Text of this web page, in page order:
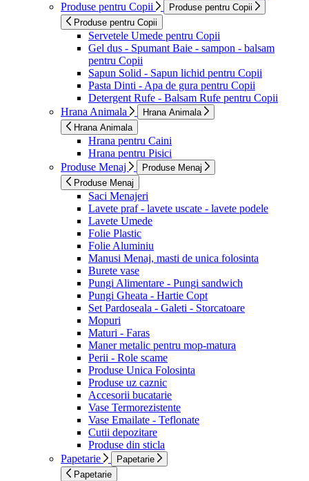
Produse pentru Copii
Produse pentru Copii
Produse pentru Copii
Servetele Umede pentru Copii
Gel dus - Spumant Baie - sampon - balsam
pentru Copii
Sapun Solid - Sapun lichid pentru Copii
Pasta Dinti - Apa de gura pentru Copii
Detergent Rufe - Balsam Rufe pentru Copii
Hrana Animala
Hrana Animala
Hrana Animala
Hrana pentru Caini
Hrana pentru Pisici
Produse Menaj
Produse Menaj
Produse Menaj
Saci Menajeri
Lavete praf - lavete uscate - lavete podele
Lavete Umede
Folie Plastic
Folie Aluminiu
Manusi Menaj, masti de unica folosinta
Burete vase
Pungi Alimentare - Pungi sandwich
Pungi Gheata - Hartie Copt
Set Pardoseala - Galeti - Storcatoare
Mopuri
Maturi - Faras
Maner metalic pentru mop-matura
Perii - Role scame
Produse Unica Folosinta
Produse uz caznic
Accesorii bucatarie
Vase Termorezistente
Vase Emailate - Teflonate
Cutii depozitare
Produse din sticla
Papetarie
Papetarie
Papetarie